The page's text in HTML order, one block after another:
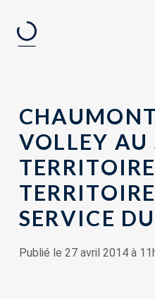
VOLLEY AU
SERVICE
Publié le 27 avril 2014 à